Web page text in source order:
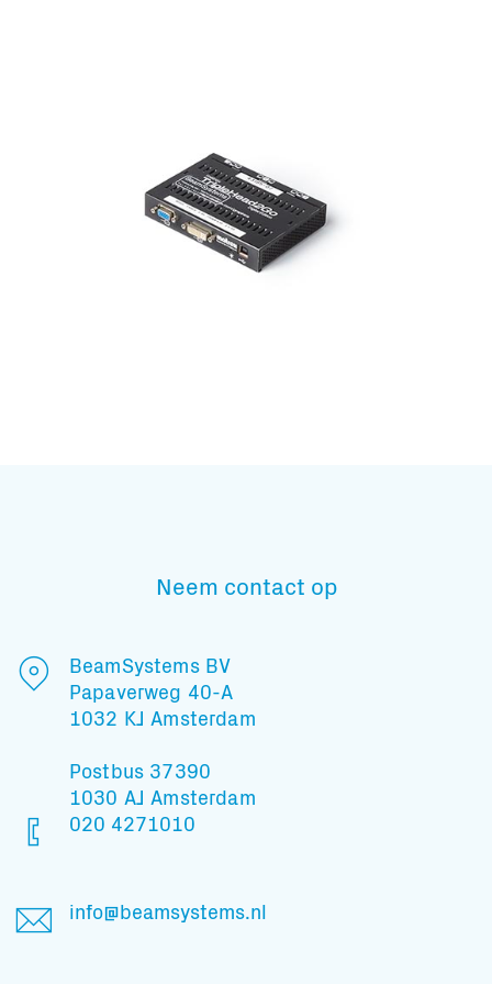
Neem contact op
BeamSystems BV
Papaverweg 40-A
1032 KJ Amsterdam
Postbus 37390
1030 AJ Amsterdam
020 4271010
info@beamsystems.nl
Subscribe to our mailing list
En blijf op de hoogte